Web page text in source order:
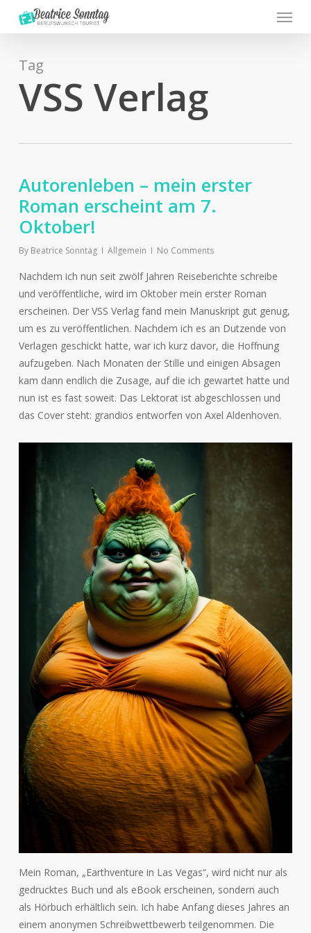
content
Menu
Tag
VSS Verlag
Autorenleben – mein erster
Roman erscheint am 7.
Oktober!
By Beatrice Sonntag Allgemein No Comments
Nachdem ich nun seit zwölf Jahren Reiseberichte schreibe
und veröffentliche, wird im Oktober mein erster Roman
erscheinen. Der VSS Verlag fand mein Manuskript gut genug,
um es zu veröffentlichen. Nachdem ich es an Dutzende von
Verlagen geschickt hatte, war ich kurz davor, die Hoffnung
aufzugeben. Nach Monaten der Stille und einigen Absagen
kam dann endlich die Zusage, auf die ich gewartet hatte und
nun ist es fast soweit. Das Lektorat ist abgeschlossen und
das Cover steht: grandios entworfen von Axel Aldenhoven.
Mein Roman, „Earthventure in Las Vegas“, wird nicht nur als
gedrucktes Buch und als eBook erscheinen, sondern auch
als Hörbuch erhältlich sein. Ich habe Anfang dieses Jahres an
einem anonymen Schreibwettbewerb teilgenommen. Die